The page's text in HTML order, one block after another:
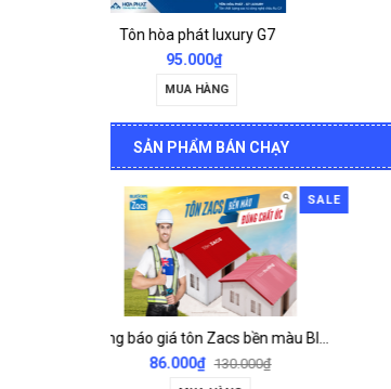
BẢNG MÀU CÁC LOẠI TÔN
SẢN PHẨM BÁN CHẠY
120.000₫